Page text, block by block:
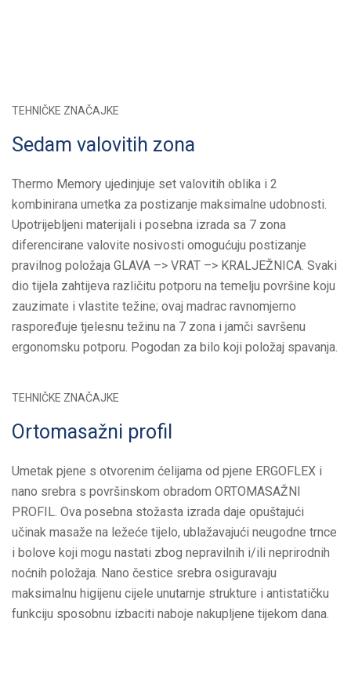
TEHNIČKE ZNAČAJKE
Sedam valovitih zona
Thermo Memory ujedinjuje set valovitih oblika i 2
kombinirana umetka za postizanje maksimalne udobnosti.
Upotrijebljeni materijali i posebna izrada sa 7 zona
diferencirane valovite nosivosti omogućuju postizanje
pravilnog položaja GLAVA –> VRAT –> KRALJEŽNICA. Svaki
dio tijela zahtijeva različitu potporu na temelju površine koju
zauzimate i vlastite težine; ovaj madrac ravnomjerno
raspoređuje tjelesnu težinu na 7 zona i jamči savršenu
ergonomsku potporu. Pogodan za bilo koji položaj spavanja.
TEHNIČKE ZNAČAJKE
Ortomasažni profil
Umetak pjene s otvorenim ćelijama od pjene ERGOFLEX i
nano srebra s površinskom obradom ORTOMASAŽNI
PROFIL. Ova posebna stožasta izrada daje opuštajući
učinak masaže na ležeće tijelo, ublažavajući neugodne trnce
i bolove koji mogu nastati zbog nepravilnih i/ili neprirodnih
noćnih položaja. Nano čestice srebra osiguravaju
maksimalnu higijenu cijele unutarnje strukture i antistatičku
funkciju sposobnu izbaciti naboje nakupljene tijekom dana.